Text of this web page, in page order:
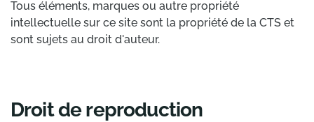
Tous éléments, marques ou autre propriété
intellectuelle sur ce site sont la propriété de la CTS et
sont sujets au droit d'auteur.
Droit de reproduction